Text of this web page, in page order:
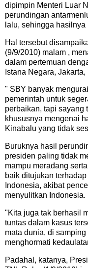
dipimpin Menteri Luar
perundingan
lalu, sehingga
Hal tersebut
(9/9/2010) malam ,
dalam pertemuan
Istana Negara,
" SBY banyak
pemerintah untuk
perbaikan, tapi sayang
khususnya mengenai
Kinabalu yang tidak
Buruknya hasil
presiden paling tidak
mampu meradang
baik ditujukan
Indonesia, akibat
menyulitkan Indonesia.
"Kita juga tak berhasil
tuntas dalam kasus
mata dunia, di
menghormati
Padahal, katanya,